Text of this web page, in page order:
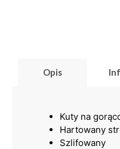
Opis
Kuty na
Hartowany
Szlifowany